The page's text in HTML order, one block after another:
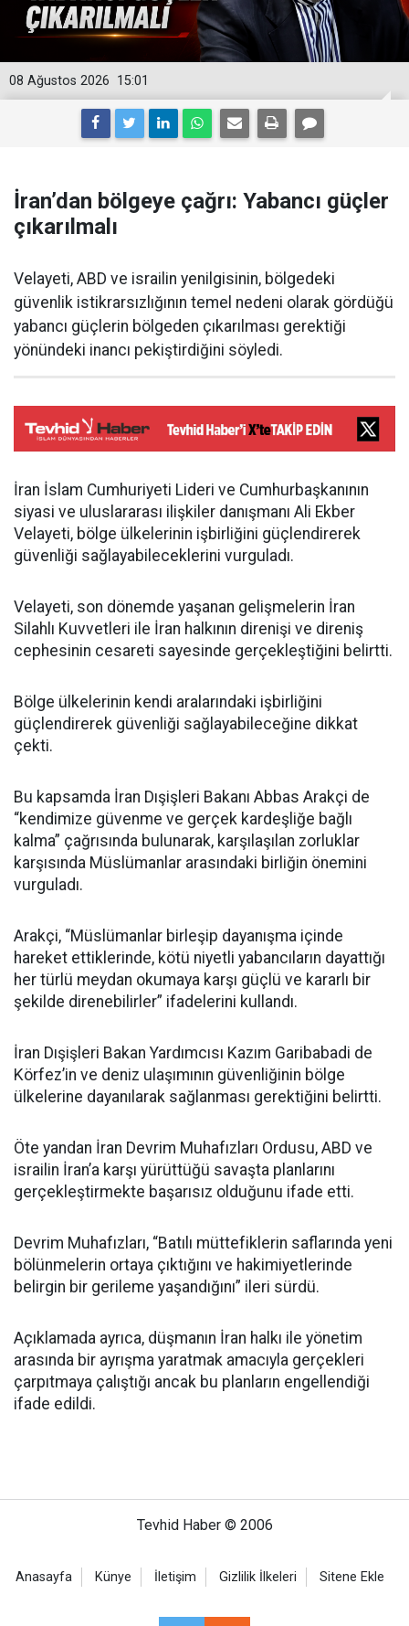
15:01
08 Ağustos 2026
İran’dan bölgeye çağrı: Yabancı güçler
çıkarılmalı
Velayeti, ABD ve israilin yenilgisinin, bölgedeki
güvenlik istikrarsızlığının temel nedeni olarak gördüğü
yabancı güçlerin bölgeden çıkarılması gerektiği
yönündeki inancı pekiştirdiğini söyledi.
İran İslam Cumhuriyeti Lideri ve Cumhurbaşkanının
siyasi ve uluslararası ilişkiler danışmanı Ali Ekber
Velayeti, bölge ülkelerinin işbirliğini güçlendirerek
güvenliği sağlayabileceklerini vurguladı.
Velayeti, son dönemde yaşanan gelişmelerin İran
Silahlı Kuvvetleri ile İran halkının direnişi ve direniş
cephesinin cesareti sayesinde gerçekleştiğini belirtti.
Bölge ülkelerinin kendi aralarındaki işbirliğini
güçlendirerek güvenliği sağlayabileceğine dikkat
çekti.
Bu kapsamda İran Dışişleri Bakanı Abbas Arakçi de
“kendimize güvenme ve gerçek kardeşliğe bağlı
kalma” çağrısında bulunarak, karşılaşılan zorluklar
karşısında Müslümanlar arasındaki birliğin önemini
vurguladı.
Arakçi, “Müslümanlar birleşip dayanışma içinde
hareket ettiklerinde, kötü niyetli yabancıların dayattığı
her türlü meydan okumaya karşı güçlü ve kararlı bir
şekilde direnebilirler” ifadelerini kullandı.
İran Dışişleri Bakan Yardımcısı Kazım Garibabadi de
Körfez’in ve deniz ulaşımının güvenliğinin bölge
ülkelerine dayanılarak sağlanması gerektiğini belirtti.
Öte yandan İran Devrim Muhafızları Ordusu, ABD ve
israilin İran’a karşı yürüttüğü savaşta planlarını
gerçekleştirmekte başarısız olduğunu ifade etti.
Devrim Muhafızları, “Batılı müttefiklerin saflarında yeni
bölünmelerin ortaya çıktığını ve hakimiyetlerinde
belirgin bir gerileme yaşandığını” ileri sürdü.
Açıklamada ayrıca, düşmanın İran halkı ile yönetim
arasında bir ayrışma yaratmak amacıyla gerçekleri
çarpıtmaya çalıştığı ancak bu planların engellendiği
ifade edildi.
Tevhid Haber © 2006
Anasayfa Künye İletişim Gizlilik İlkeleri Sitene Ekle